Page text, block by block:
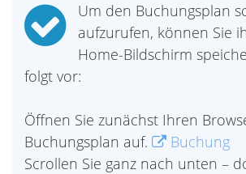
Um den Buchungsplan
aufzurufen, können Sie
Home-Bildschirm
folgt vor:
Öffnen Sie zunächst Ihren
Buchungsplan auf.
Buchung
Scrollen Sie ganz nach unten –